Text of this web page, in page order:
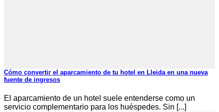
Cómo convertir el aparcamiento de tu hotel en Lleida en una nueva
fuente de ingresos
El aparcamiento de un hotel suele entenderse como un
servicio complementario para los huéspedes. Sin [...]